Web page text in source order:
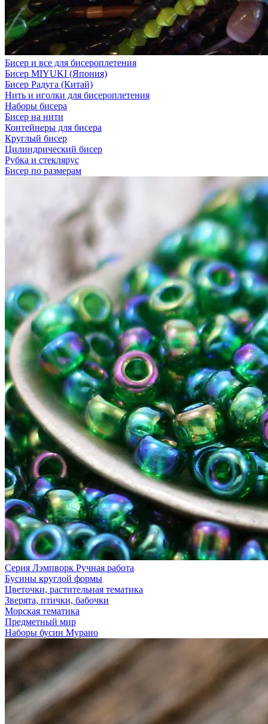
Бисер и все для бисероплетения
Бисер MIYUKI (Япония)
Бисер Радуга (Китай)
Нить и иголки для бисероплетения
Наборы бисера
Бисер на нити
Контейнеры для бисера
Круглый бисер
Цилиндрический бисер
Рубка и стеклярус
Бисер по размерам
Серия Лэмпворк Ручная работа
Бусины круглой формы
Цветочки, растительная тематика
Зверята, птички, бабочки
Морская тематика
Предметный мир
Наборы бусин Мурано